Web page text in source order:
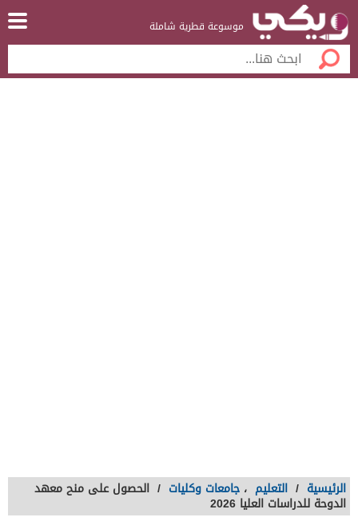
موسوعة قطرية شاملة
الرئيسية / التعليم ، جامعات وكليات / الحصول على منح معهد
الدوحة للدراسات العليا 2026